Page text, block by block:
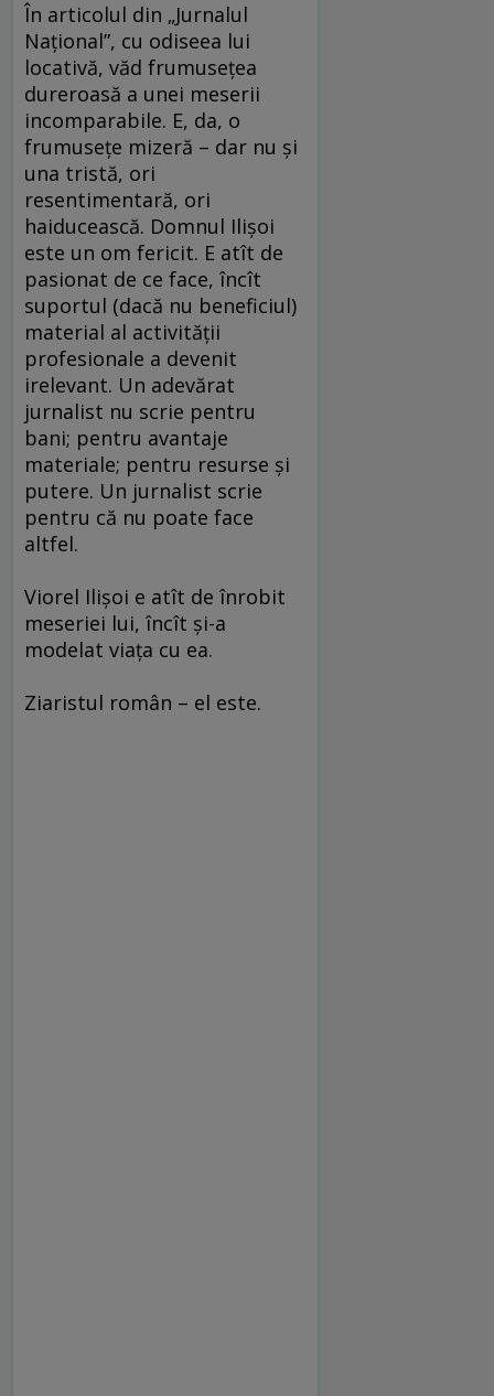
În articolul din „Jurnalul
Naţional”, cu odiseea lui
locativă, văd frumuseţea
dureroasă a unei meserii
incomparabile. E, da, o
frumuseţe mizeră – dar nu şi
una tristă, ori
resentimentară, ori
haiducească. Domnul Ilişoi
este un om fericit. E atît de
pasionat de ce face, încît
suportul (dacă nu beneficiul)
material al activităţii
profesionale a devenit
irelevant. Un adevărat
jurnalist nu scrie pentru
bani; pentru avantaje
materiale; pentru resurse şi
putere. Un jurnalist scrie
pentru că nu poate face
altfel.
Viorel Ilişoi e atît de înrobit
meseriei lui, încît şi-a
modelat viaţa cu ea.
Ziaristul român – el este.